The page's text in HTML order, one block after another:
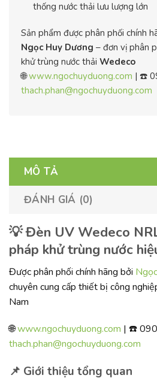
thống nước thải lưu lượng lớn
Sản phẩm được phân phối chính
Ngọc Huy Dương – đơn vị phân
khử trùng nước thải Wedeco
🌐www.ngochuyduong.com | ☎️
thach.phan@ngochuyduong.com
MÔ TẢ
ĐÁNH GIÁ (0)
💡 Đèn UV Wedeco
pháp khử trùng nước
Được phân phối chính hãng bởi
chuyên cung cấp thiết bị công
Nam
🌐www.ngochuyduong.com | ☎️
thach.phan@ngochuyduong.com
📌 Giới thiệu tổng quan